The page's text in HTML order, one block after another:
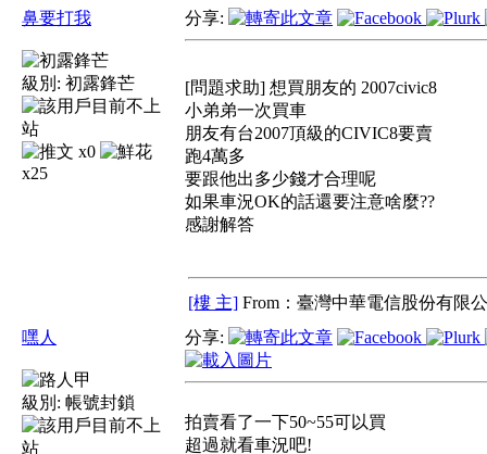
鼻要打我
級別: 初露鋒芒
x0
x25
分享:
[問題求助] 想買朋友的 2007civic8
小弟弟一次買車
朋友有台2007頂級的CIVIC8要賣
跑4萬多
要跟他出多少錢才合理呢
如果車況OK的話還要注意啥麼??
感謝解答
[樓 主] From：臺灣中華電信股份有限
嘿人
級別: 帳號封鎖
分享:
拍賣看了一下50~55可以買
超過就看車況吧!